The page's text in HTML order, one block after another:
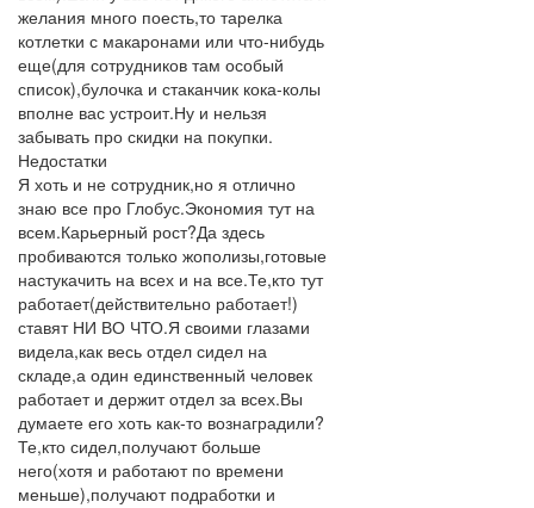
желания много поесть,то тарелка
котлетки с макаронами или что-нибудь
еще(для сотрудников там особый
список),булочка и стаканчик кока-колы
вполне вас устроит.Ну и нельзя
забывать про скидки на покупки.
Недостатки
Я хоть и не сотрудник,но я отлично
знаю все про Глобус.Экономия тут на
всем.Карьерный рост?Да здесь
пробиваются только жополизы,готовые
настукачить на всех и на все.Те,кто тут
работает(действительно работает!)
ставят НИ ВО ЧТО.Я своими глазами
видела,как весь отдел сидел на
складе,а один единственный человек
работает и держит отдел за всех.Вы
думаете его хоть как-то вознаградили?
Те,кто сидел,получают больше
него(хотя и работают по времени
меньше),получают подработки и